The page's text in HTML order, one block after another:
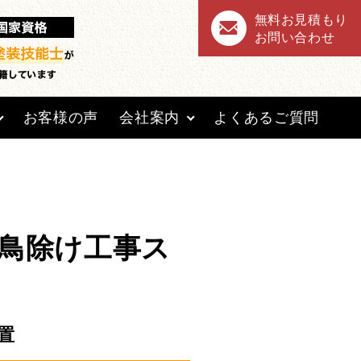
無料お見積もり
お問い合わせ
お客様の声 会社案内 よくあるご質問
除け工事ス